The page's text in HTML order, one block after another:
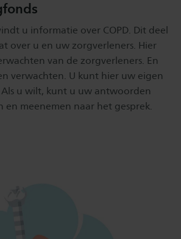
u informatie over COPD. Dit deel
over u en uw zorgverleners. Hier
van de zorgverleners. En
verwachten. U kunt hier uw eigen
u wilt, kunt u uw antwoorden
meenemen naar het gesprek.